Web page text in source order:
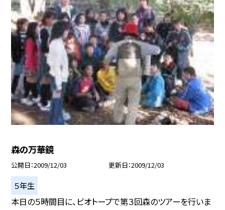
森の万華鏡
公開日 2009/12/03 更新日 2009/12/03
５年生
本日の５時間目に、ビオトープで第３回森のツアーを行いま